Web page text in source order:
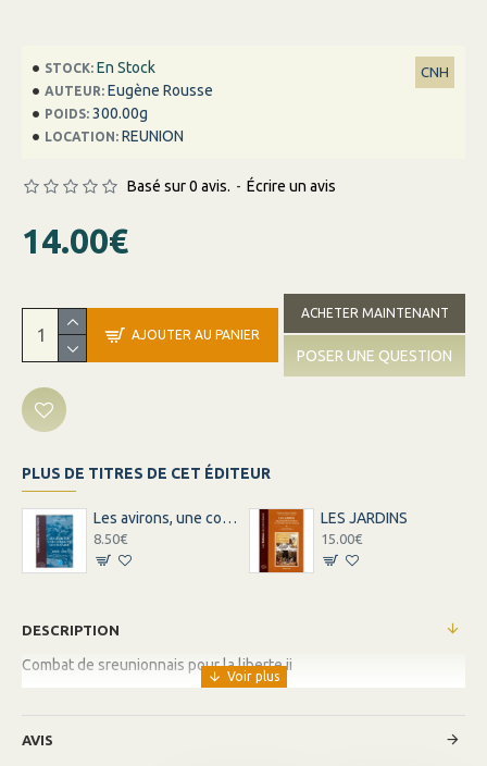
STOCK: En Stock
AUTEUR: Eugène Rousse
POIDS: 300.00g
LOCATION: REUNION
CNH
Basé sur 0 avis. - Écrire un avis
14.00€
AJOUTER AU PANIER
ACHETER MAINTENANT
POSER UNE QUESTION
PLUS DE TITRES DE CET ÉDITEUR
Les avirons, une commune centenaire …
8.50€
LES JARDINS
15.00€
DESCRIPTION
Combat de sreunionnais pour la liberte ii
AVIS